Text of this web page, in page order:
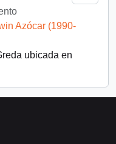
Azócar (1990-
ubicada en